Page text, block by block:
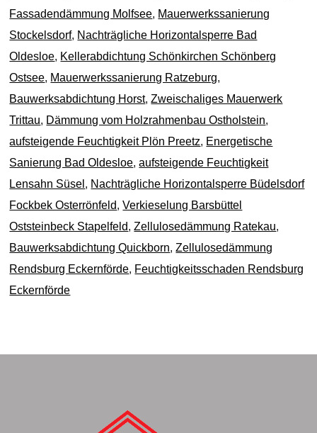
Fassadendämmung Molfsee, Mauerwerkssanierung
Stockelsdorf, Nachträgliche Horizontalsperre Bad
Oldesloe, Kellerabdichtung Schönkirchen Schönberg
Ostsee, Mauerwerkssanierung Ratzeburg,
Bauwerksabdichtung Horst,Zweischaliges Mauerwerk
Trittau, Dämmung vom Holzrahmenbau Ostholstein,
aufsteigende Feuchtigkeit Plön Preetz, Energetische
Sanierung Bad Oldesloe,aufsteigende Feuchtigkeit
Lensahn Süsel , Nachträgliche Horizontalsperre Büdelsdorf
Fockbek Osterrönfeld,Verkieselung Barsbüttel
Oststeinbeck Stapelfeld,Zellulosedämmung Ratekau,
Bauwerksabdichtung Quickborn,Zellulosedämmung
Rendsburg Eckernförde, Feuchtigkeitsschaden Rendsburg
Eckernförde